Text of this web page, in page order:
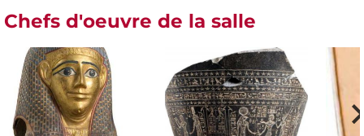
Chefs d'oeuvre de la salle